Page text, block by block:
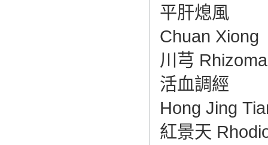
平肝熄風
Chuan Xiong
川芎
活血調經
Hong Jing
紅景天